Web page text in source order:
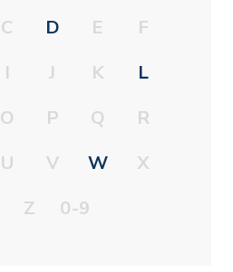
C D E
F
I J K
L
O P Q
R
U V W
X
Z 0-9